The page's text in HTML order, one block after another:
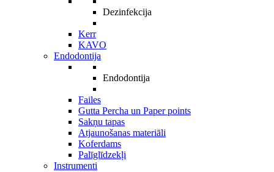
Dezinfekcija
Kerr
KAVO
Endodontija
Endodontija
Failes
Gutta Percha un Paper points
Sakņu tapas
Atjaunošanas materiāli
Koferdams
Palīglīdzekļi
Instrumenti